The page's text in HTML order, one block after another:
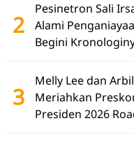
2
Pesinetron Sali
Alami
Begini
3
Melly Lee dan
Meriahkan
Presiden 2026